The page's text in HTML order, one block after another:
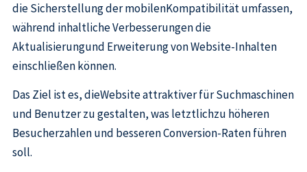
die Sicherstellung der mobilenKompatibilität umfassen,
während inhaltliche Verbesserungen die
Aktualisierungund Erweiterung von Website-Inhalten
einschließen können.
Das Ziel ist es, dieWebsite attraktiver für Suchmaschinen
und Benutzer zu gestalten, was letztlichzu höheren
Besucherzahlen und besseren Conversion-Raten führen
soll.